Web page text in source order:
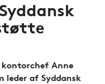
Anne
leder af Syddansk